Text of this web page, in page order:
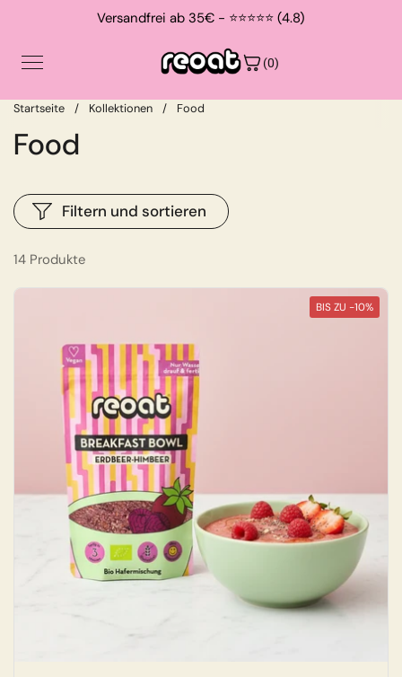
Zum Inhalt springenVersandfrei ab 35€ - ⭐⭐⭐⭐⭐ (4.8)
Shop
Contact
About
Login
Shop now
(0)
Startseite / Kollektionen / Food
Food
14 Produkte
Filtern und sortieren
BIS ZU -10%